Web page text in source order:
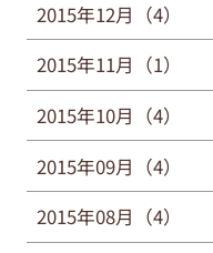
2015年12月（4）
2015年11月（1）
2015年10月（4）
2015年09月（4）
2015年08月（4）